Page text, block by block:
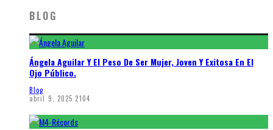
BLOG
Ángela Aguilar Y El Peso De Ser Mujer, Joven Y Exitosa En El
Ojo Público.
Blog
abril 9, 2025 2104